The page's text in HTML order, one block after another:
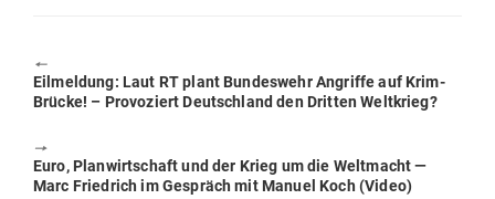
🠔
Previous
post:
Eil­meldung: Laut RT plant Bun­deswehr Angriffe auf Krim-
Brücke! – Pro­vo­ziert Deutschland den Dritten Weltkrieg?
🠖
Next
post:
Euro, Plan­wirt­schaft und der Krieg um die Welt­macht —
Marc Friedrich im Gespräch mit Manuel Koch (Video)